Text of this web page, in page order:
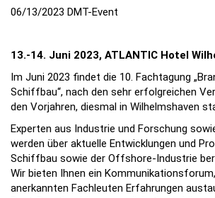
06/13/2023 DMT-Event
13.-14. Juni 2023, ATLANTIC Hotel
Im Juni 2023 findet die 10. Fachtagung
Schiffbau“, nach den sehr erfolgreichen
den Vorjahren, diesmal in Wilhelmshaven
Experten aus Industrie und Forschung
werden über aktuelle Entwicklungen und
Schiffbau sowie der Offshore-Industrie
Wir bieten Ihnen ein
anerkannten Fachleuten Erfahrungen